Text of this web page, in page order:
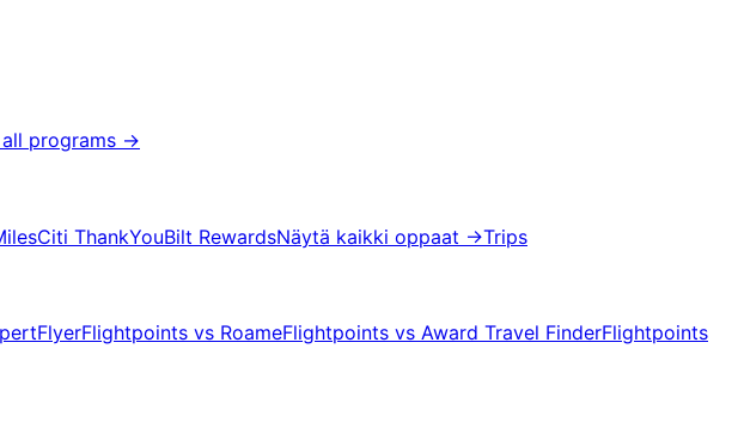
programs →
Citi ThankYouBilt RewardsNäytä kaikki oppaat →Trips
Flightpoints vs RoameFlightpoints vs Award Travel FinderFlightpoints